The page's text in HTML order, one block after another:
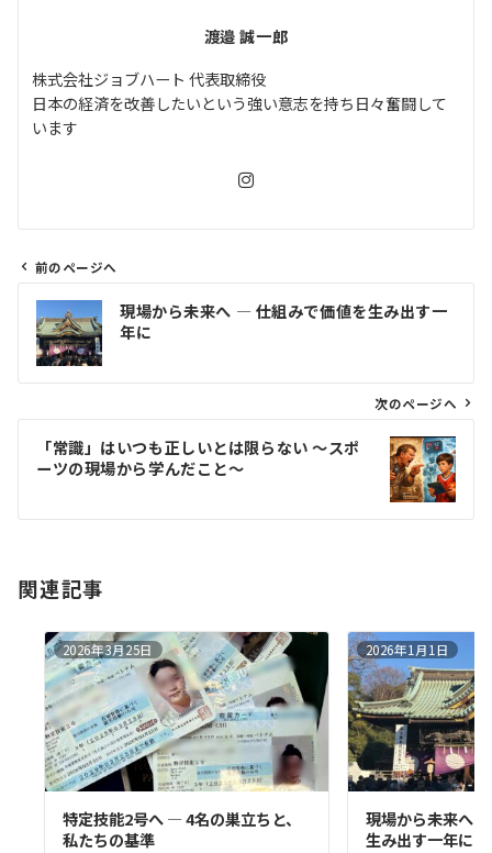
渡邉 誠一郎
株式会社ジョブハート 代表取締役
日本の経済を改善したいという強い意志を持ち日々奮闘して
います
ビ
ン
前のページへ
現場から未来へ ― 仕組みで価値を生み出す一
年に
次のページへ
「常識」はいつも正しいとは限らない 〜スポ
ーツの現場から学んだこと〜
関連記事
2026年3月25日
特定技能2号へ ― 4名の巣立ちと、
私たちの基準
2026年1月1日
現場から未来へ
生み出す一年に